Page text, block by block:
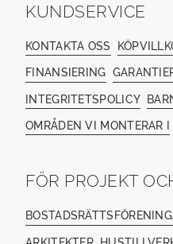
KUNDSERVICE
KONTAKTA OSS
FINANSIERING
INTEGRITETSPOLICY
OMRÅDEN VI MONTERAR I
FÖR PROJEKT